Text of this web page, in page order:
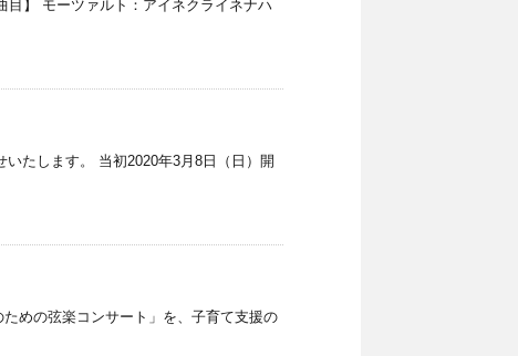
目】 モーツァルト：アイネクライネナハ
たします。 当初2020年3月8日（日）開
めの弦楽コンサート」を、子育て支援の